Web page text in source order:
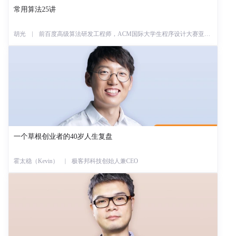
常用算法25讲
胡光 | 前百度高级算法研发工程师，ACM国际大学生程序设计大赛亚洲
一个草根创业者的40岁人生复盘
霍太稳（Kevin） | 极客邦科技创始人兼CEO